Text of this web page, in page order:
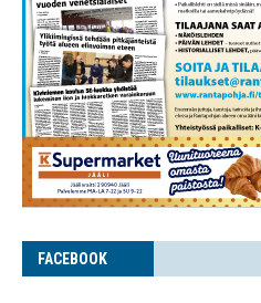
FACE­BOOK